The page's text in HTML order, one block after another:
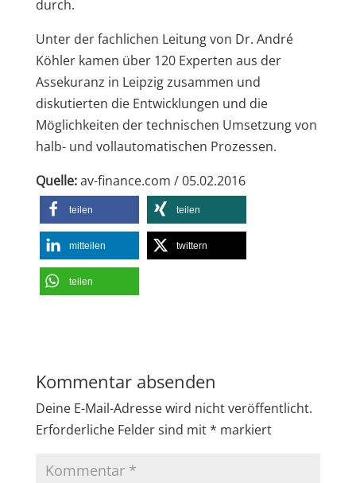
durch.
Unter der fachlichen Leitung von Dr. André
Köhler kamen über 120 Experten aus der
Assekuranz in Leipzig zusammen und
diskutierten die Entwicklungen und die
Möglichkeiten der technischen Umsetzung von
halb- und vollautomatischen Prozessen.
Quelle:av-finance.com / 05.02.2016
teilen teilen
mitteilen twittern
teilen
Kommentar absenden
Deine E-Mail-Adresse wird nicht veröffentlicht.
Erforderliche Felder sind mit* markiert